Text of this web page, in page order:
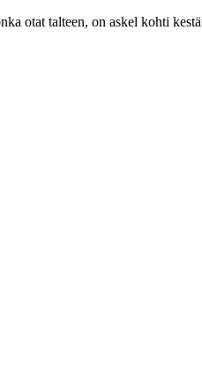
otat talteen, on askel kohti